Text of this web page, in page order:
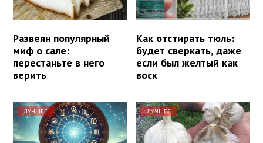
Развеян популярный
миф о сале:
перестаньте в него
верить
Как отстирать тюль:
будет сверкать, даже
если был желтый как
воск
ЛУЧШЕЕ ЛУЧШЕЕ